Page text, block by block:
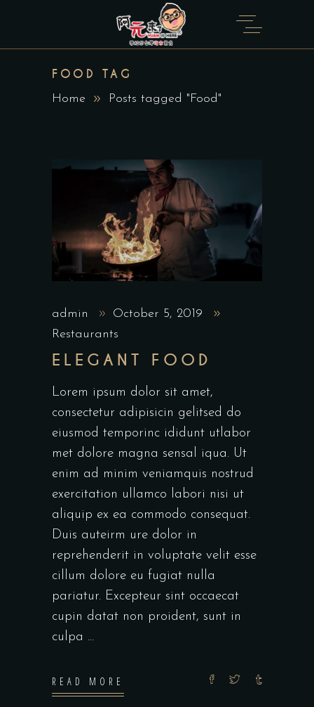
FOOD TAG
Home Posts tagged "Food"
admin
October 5, 2019
Restaurants
ELEGANT FOOD
Lorem ipsum dolor sit amet,
consectetur adipisicin gelitsed do
eiusmod temporinc ididunt utlabor
met dolore magna sensal iqua. Ut
enim ad minim veniamquis nostrud
exercitation ullamco labori nisi ut
aliquip ex ea commodo consequat.
Duis auteirm ure dolor in
reprehenderit in voluptate velit esse
cillum dolore eu fugiat nulla
pariatur. Excepteur sint occaecat
cupin datat non proident, sunt in
culpa
READ MORE